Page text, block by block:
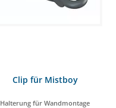
Clip für Mistboy
Halterung für Wandmontage